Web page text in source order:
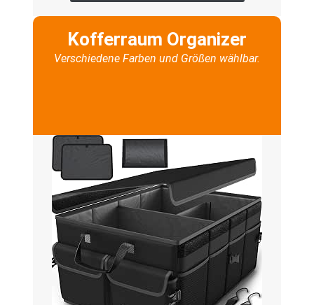
Kofferraum Organizer
Verschiedene Farben und Größen wählbar.